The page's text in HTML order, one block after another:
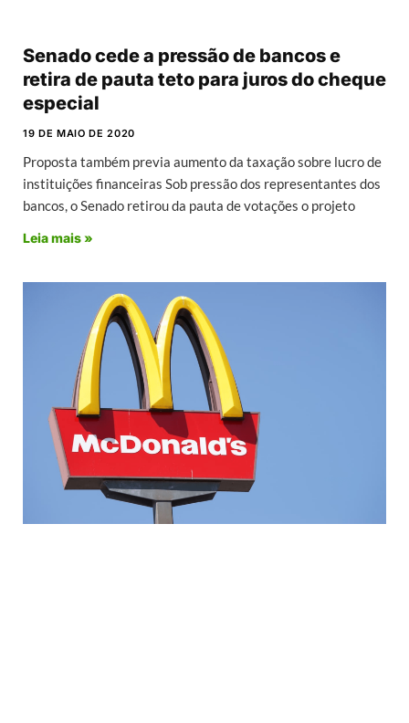
Senado cede a pressão de bancos e
retira de pauta teto para juros do cheque
especial
19 DE MAIO DE 2020
Proposta também previa aumento da taxação sobre lucro de
instituições financeiras Sob pressão dos representantes dos
bancos, o Senado retirou da pauta de votações o projeto
Leia mais »